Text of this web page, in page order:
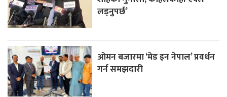
लड्नुपर्छ’
ओमन बजारमा ‘मेड इन नेपाल’ प्रवर्धन
गर्न समझदारी